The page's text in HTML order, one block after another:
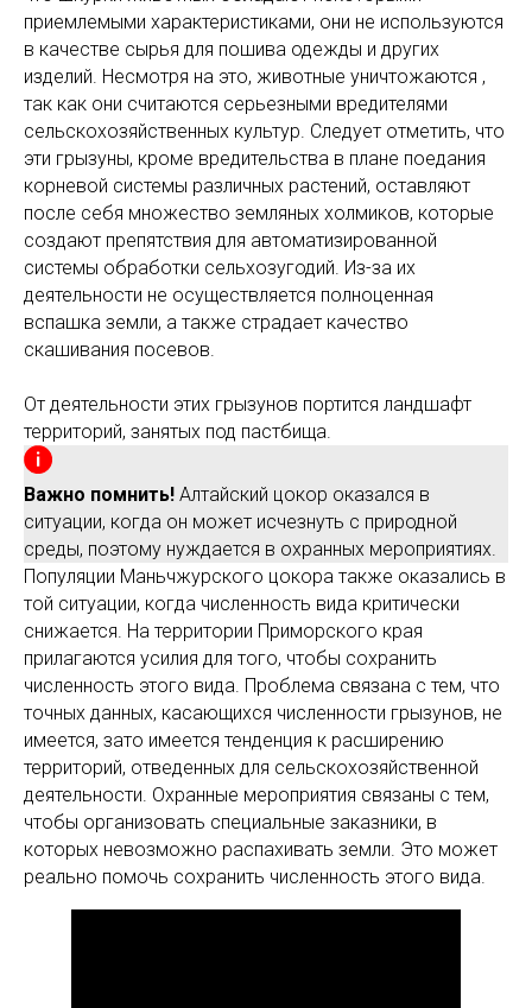
приемлемыми характеристиками, они не используются
в качестве сырья для пошива одежды и других
изделий. Несмотря на это, животные уничтожаются ,
так как они считаются серьезными вредителями
сельскохозяйственных культур. Следует отметить, что
эти грызуны, кроме вредительства в плане поедания
корневой системы различных растений, оставляют
после себя множество земляных холмиков, которые
создают препятствия для автоматизированной
системы обработки сельхозугодий. Из-за их
деятельности не осуществляется полноценная
вспашка земли, а также страдает качество
скашивания посевов.
От деятельности этих грызунов портится ландшафт
территорий, занятых под пастбища.
Важно помнить! Алтайский цокор оказался в
ситуации, когда он может исчезнуть с природной
среды, поэтому нуждается в охранных мероприятиях.
Популяции Маньчжурского цокора также оказались в
той ситуации, когда численность вида критически
снижается. На территории Приморского края
прилагаются усилия для того, чтобы сохранить
численность этого вида. Проблема связана с тем, что
точных данных, касающихся численности грызунов, не
имеется, зато имеется тенденция к расширению
территорий, отведенных для сельскохозяйственной
деятельности. Охранные мероприятия связаны с тем,
чтобы организовать специальные заказники, в
которых невозможно распахивать земли. Это может
реально помочь сохранить численность этого вида.